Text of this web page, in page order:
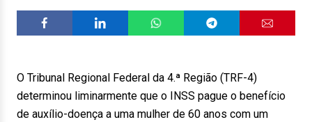
O Tribunal Regional Federal da 4.ª Região (TRF-4)
determinou liminarmente que o INSS pague o benefício
de auxílio-doença a uma mulher de 60 anos com um